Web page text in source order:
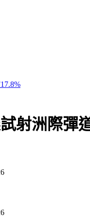
受困住戶送醫
射洲際彈